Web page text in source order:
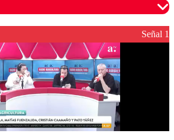
son moderados para garantizar un
diálogo respetuoso.
Señal 1